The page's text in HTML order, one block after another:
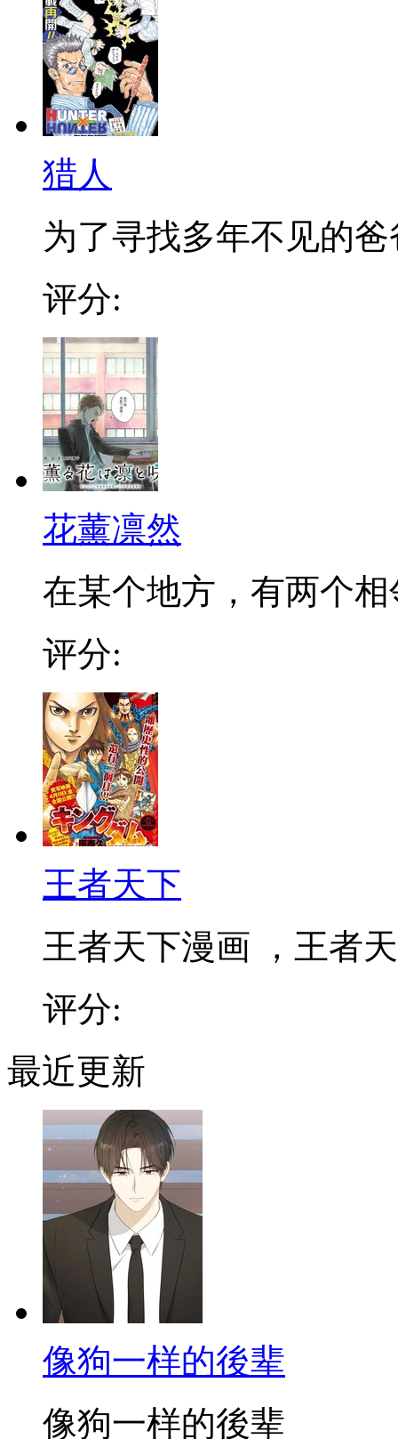
猎人
为了寻找多年不见的爸
评分:
花薰凛然
在某个地方，有两个相
评分:
王者天下
王者天下漫画 ，王者
评分:
最近更新
像狗一样的後辈
像狗一样的後辈